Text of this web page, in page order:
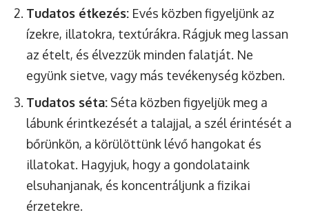
Tudatos étkezés: Evés közben figyeljünk az
ízekre, illatokra, textúrákra. Rágjuk meg lassan
az ételt, és élvezzük minden falatját. Ne
együnk sietve, vagy más tevékenység közben.
Tudatos séta: Séta közben figyeljük meg a
lábunk érintkezését a talajjal, a szél érintését a
bőrünkön, a körülöttünk lévő hangokat és
illatokat. Hagyjuk, hogy a gondolataink
elsuhanjanak, és koncentráljunk a fizikai
érzetekre.